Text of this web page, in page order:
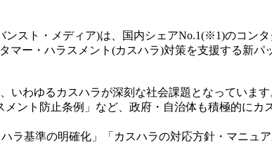
スト・メディア)は、国内シェアNo.1(※1)のコン
マー・ハラスメント(カスハラ)対策を支援する新パ
わゆるカスハラが深刻な社会課題となっていま
ント防止条例」など、政府・自治体も積極的にカ
基準の明確化」「カスハラの対応方針・マニュア